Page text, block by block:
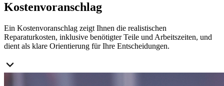
Kostenvoranschlag
Ein Kostenvoranschlag zeigt Ihnen die realistischen
Reparaturkosten, inklusive benötigter Teile und Arbeitszeiten, und
dient als klare Orientierung für Ihre Entscheidungen.